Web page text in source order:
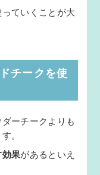
ていくことが大
チークを使
ーチークよりも
。
果があるといえ